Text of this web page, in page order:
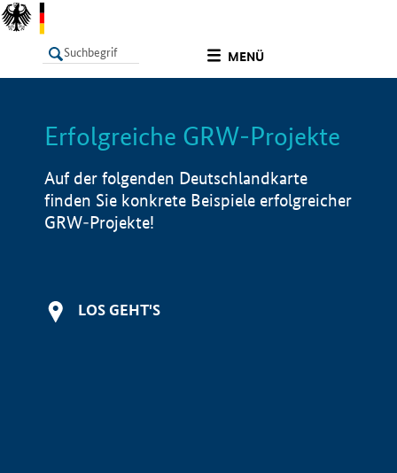
MENÜ
LISTE Info
Erfolgreiche GRW-Projekte
Auf der folgenden Deutschlandkarte
finden Sie konkrete Beispiele erfolgreicher
GRW-Projekte!
LOS GEHT'S